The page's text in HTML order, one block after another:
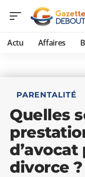
Actu Affaires
PARENTALITÉ
Quelles
divorce ?